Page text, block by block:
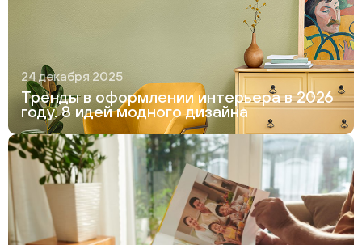
24 декабря 2025
Тренды в оформлении интерьера в 2026
году. 8 идей модного дизайна